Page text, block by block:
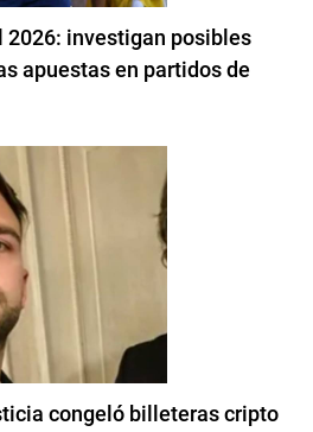
investigan posibles
apuestas en partidos de
congeló billeteras cripto